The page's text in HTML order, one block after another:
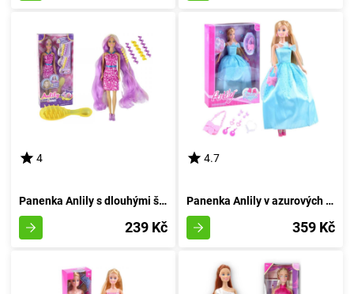
4
Panenka Anlily s dlouhými švestkovými vlákny
239 Kč
4.7
Panenka Anlily v azurových večerních šatech
359 Kč